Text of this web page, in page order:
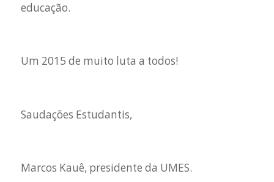
educação.
Um 2015 de muito luta a todos!
Saudações Estudantis,
Marcos Kauê, presidente da UMES.